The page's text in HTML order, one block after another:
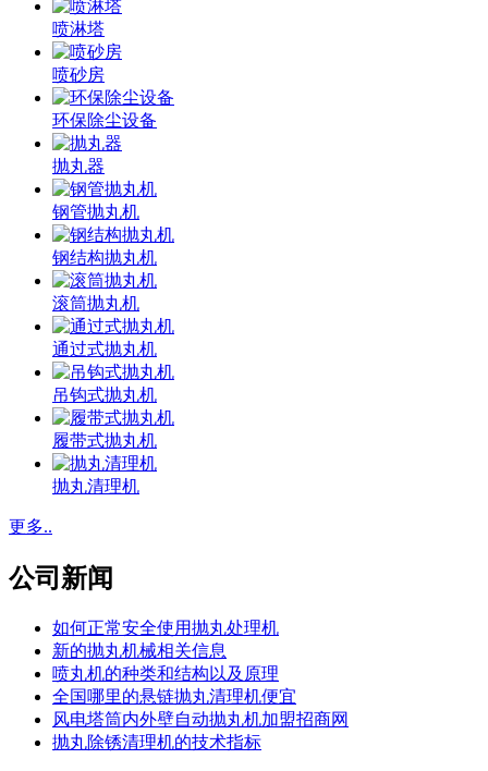
喷淋塔
喷砂房
环保除尘设备
抛丸器
钢管抛丸机
钢结构抛丸机
滚筒抛丸机
通过式抛丸机
吊钩式抛丸机
履带式抛丸机
抛丸清理机
更多..
公司新闻
如何正常安全使用抛丸处理机
新的抛丸机械相关信息
喷丸机的种类和结构以及原理
全国哪里的悬链抛丸清理机便宜
风电塔筒内外壁自动抛丸机加盟招商网
抛丸除锈清理机的技术指标